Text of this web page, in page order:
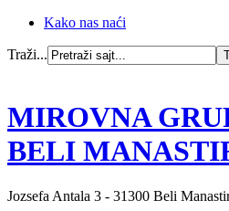
Kako nas naći
Traži...
MIROVNA
BELI
Jozsefa Antala 3 - 31300 Beli